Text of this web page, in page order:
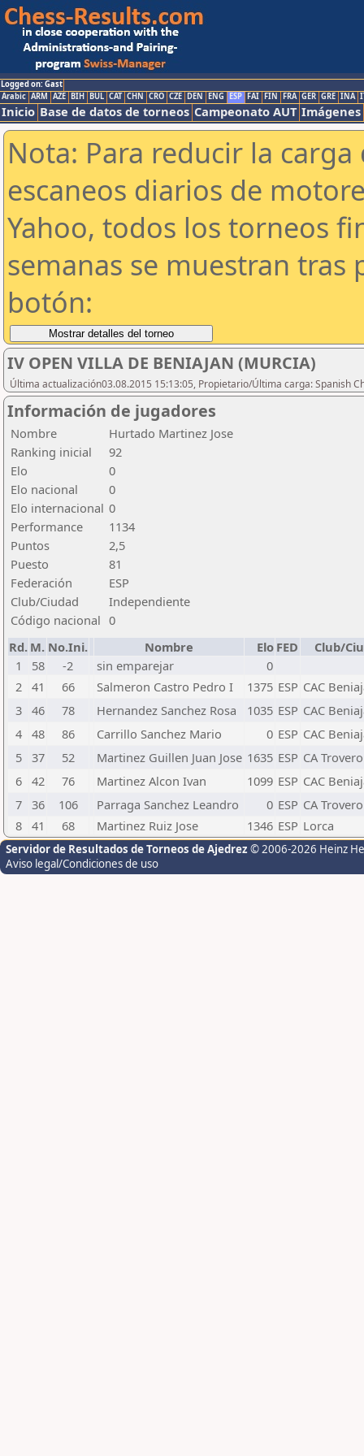
Logged on: Gast
Arabic ARM AZE BIH BUL CAT CHN CRO CZE DEN ENG ESP FAI FIN FRA GER GRE INA
Inicio Base de datos de torneos Campeonato AUT Imágenes
Nota: Para reducir la
escaneos diarios de
Yahoo, todos los torneos
semanas se muestran tras
botón:
IV OPEN VILLA DE BENIAJAN (MURCIA)
Última actualización03.08.2015 15:13:05, Propietario/Última carga: Spanish
Información de jugadores
Nombre
Hurtado Martinez Jose
Ranking inicial
92
Elo
0
Elo nacional
0
Elo internacional 0
Performance
1134
Puntos
2,5
Puesto
81
Federación
ESP
Club/Ciudad
Independiente
Código nacional 0
Rd. M. No.Ini. Nombre Elo FED
Club/
1
58 -2 sin emparejar
0
2 41 66 Salmeron Castro Pedro I 1375 ESP CAC
3 46 78 Hernandez Sanchez Rosa 1035 ESP CAC
4 48 86 Carrillo Sanchez Mario 0 ESP CAC
5 37 52 Martinez Guillen Juan Jose 1635 ESP CA
6 42 76 Martinez Alcon Ivan 1099 ESP CAC
7 36 106 Parraga Sanchez Leandro 0 ESP CA Trovero
8 41 68 Martinez Ruiz Jose 1346 ESP Lorca
Servidor de Resultados de Torneos de Ajedrez © 2006-2026 Heinz
Aviso legal/Condiciones de uso